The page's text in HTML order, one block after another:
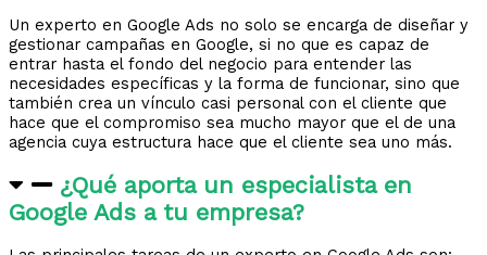
Un experto en Google Ads no solo se encarga de diseñar y
gestionar campañas en Google, si no que es capaz de
entrar hasta el fondo del negocio para entender las
necesidades específicas y la forma de funcionar, sino que
también crea un vínculo casi personal con el cliente que
hace que el compromiso sea mucho mayor que el de una
agencia cuya estructura hace que el cliente sea uno más.
¿Qué aporta un especialista en
Google Ads a tu empresa?